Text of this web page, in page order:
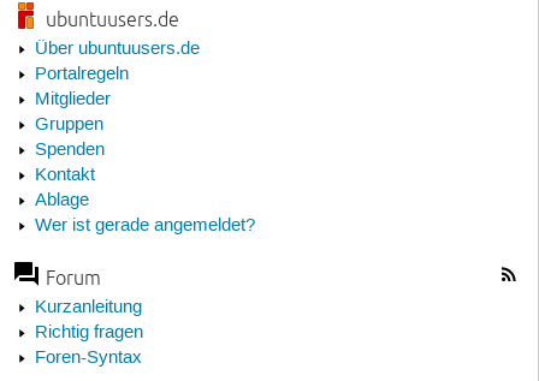
ubuntuusers.de
Über ubuntuusers.de
Portalregeln
Mitglieder
Gruppen
Spenden
Kontakt
Ablage
Wer ist gerade angemeldet?
Forum
Kurzanleitung
Richtig fragen
Foren-Syntax